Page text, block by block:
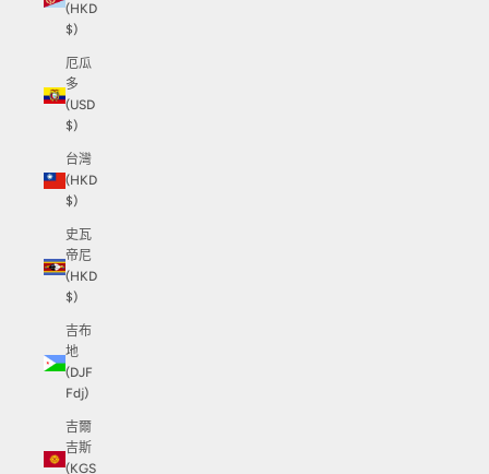
(HKD
$)
厄瓜
多
(USD
$)
台灣
(HKD
$)
史瓦
帝尼
(HKD
$)
吉布
地
(DJF
Fdj)
吉爾
吉斯
(KGS